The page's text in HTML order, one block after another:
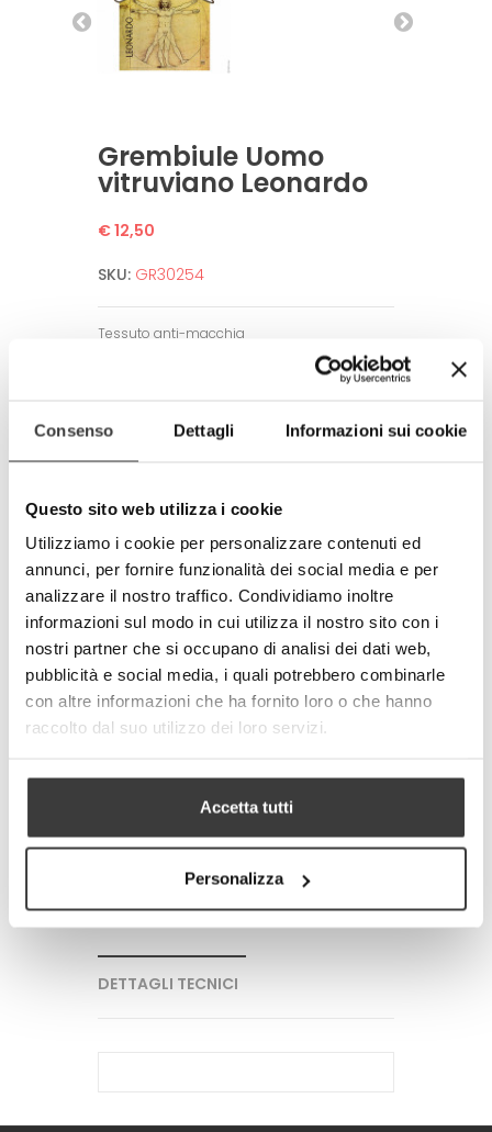
Consenso Dettagli Informazioni sui cookie
Questo sito web utilizza i cookie
Utilizziamo i cookie per personalizzare contenuti ed
annunci, per fornire funzionalità dei social media e per
analizzare il nostro traffico. Condividiamo inoltre
informazioni sul modo in cui utilizza il nostro sito con i
nostri partner che si occupano di analisi dei dati web,
pubblicità e social media, i quali potrebbero combinarle
con altre informazioni che ha fornito loro o che hanno
raccolto dal suo utilizzo dei loro servizi.
Accetta tutti
Personalizza
Grembiule Uomo
vitruviano Leonardo
€ 12,50
SKU: GR30254
Tessuto anti-macchia
Garantito per un alto numero di lavaggi
Rispetta tutti gli standard europei.
Prodotto completamente in Italia
100% made in Italy
E’ vietata la riproduzione anche
parziale.
- +
Share
PIU' INFORMAZIONI
DETTAGLI TECNICI